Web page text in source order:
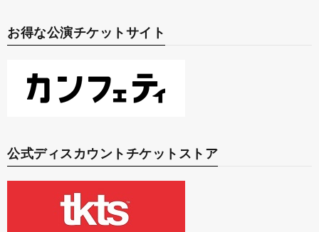
お得な公演チケットサイト
公式ディスカウントチケットストア